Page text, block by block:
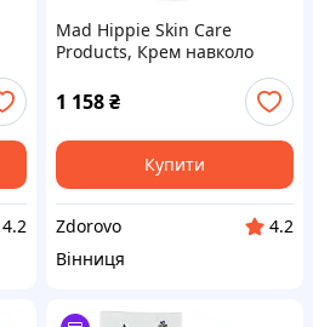
4.2
Mad Hippie Skin Care
Products, Крем навколо
компонентів, 0,5 рідкої унції
(15 мл)
1 158₴
Купити
Zdorovo
4.2
Вінниця